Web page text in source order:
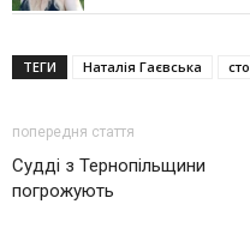
ТЕГИ Наталія Гаєвська
попередня стаття
Судді з Тернопільщини
погрожують